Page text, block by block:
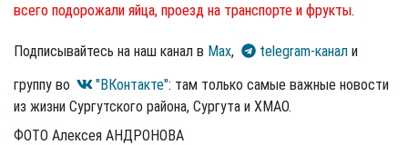
всего подорожали яйца, проезд на транспорте и фрукты.
Подписывайтесь на наш канал в Max, telegram-канал и
группу во
"ВКонтакте": там только самые важные новости
из жизни Сургутского района, Сургута и ХМАО.
ФОТО Алексея АНДРОНОВА